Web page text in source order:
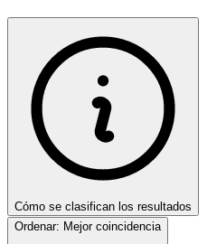
Cómo se clasifican los resultados
Ordenar: Mejor coincidencia